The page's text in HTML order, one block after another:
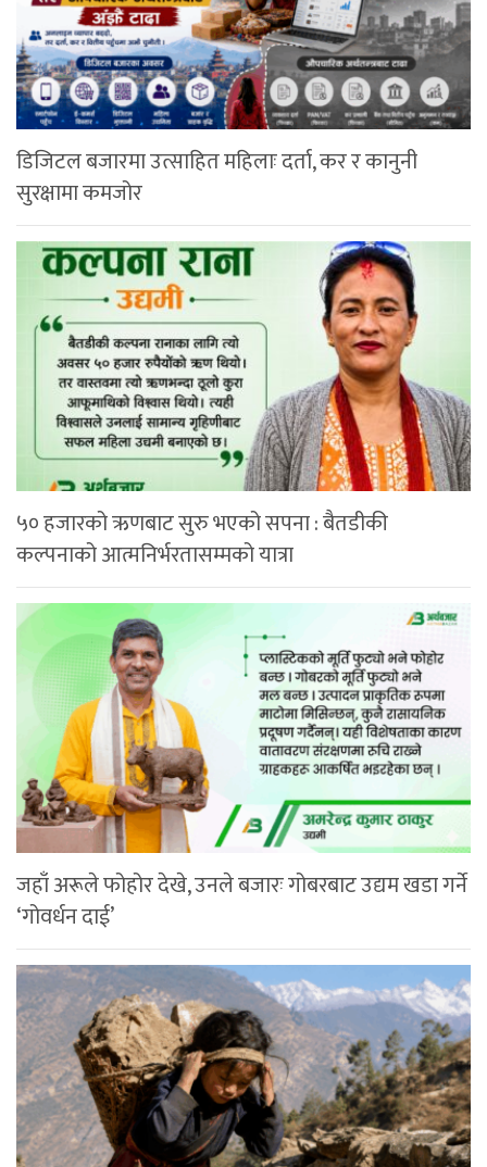
डिजिटल बजारमा उत्साहित महिलाः दर्ता, कर र कानुनी
सुरक्षामा कमजोर
५० हजारको ऋणबाट सुरु भएको सपना : बैतडीकी
कल्पनाको आत्मनिर्भरतासम्मको यात्रा
जहाँ अरूले फोहोर देखे, उनले बजारः गोबरबाट उद्यम खडा गर्ने
‘गोवर्धन दाई’